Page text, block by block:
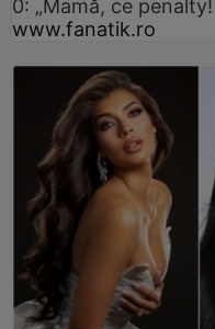
0: „Mamă, ce
www.fanatik.ro